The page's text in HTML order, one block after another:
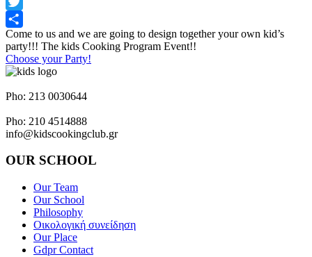
Twitter
Share
Come to us and we are going to design together your own kid’s
party!!! The kids Cooking Program Event!!
Choose your Party!
Pho: 213 0030644
Pho: 210 4514888
info@kidscookingclub.gr
OUR SCHOOL
Our Team
Our School
Philosophy
Οικολογική συνείδηση
Our Place
Gdpr Contact